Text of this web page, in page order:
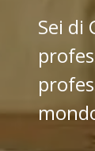
Sei di